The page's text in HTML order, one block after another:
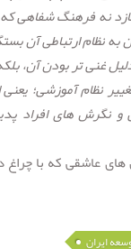
نه فرهنگ شفاهی
به نظام ارتباطی آن
غنی تر بودن آن، بلکه
نظام آموزشی؛ یعنی
و نگرش های افراد
های عاشقی که با
ایران